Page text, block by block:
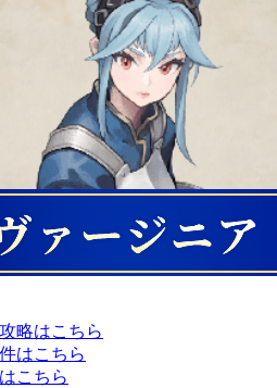
略はこちら
はこちら
こちら